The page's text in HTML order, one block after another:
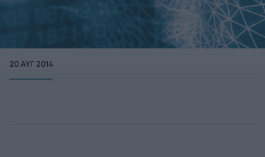
20 ΑΥΓ 2014